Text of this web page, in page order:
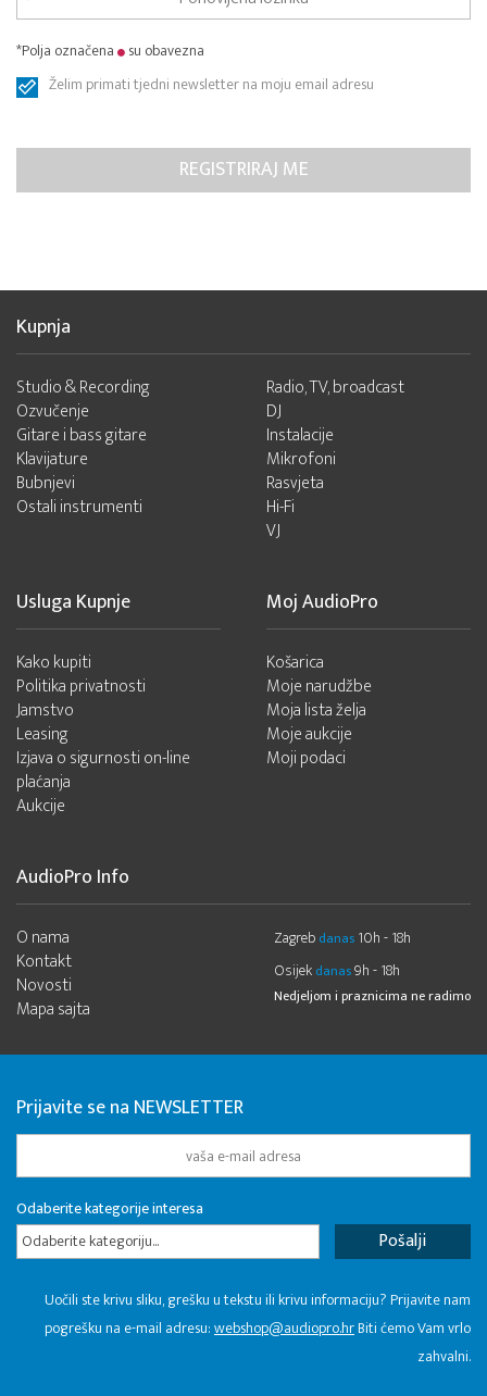
*Polja označena
su obavezna
Želim primati tjedni newsletter na moju email adresu
Kupnja
Studio & Recording
Ozvučenje
Gitare i bass gitare
Klavijature
Bubnjevi
Ostali instrumenti
Radio, TV, broadcast
DJ
Instalacije
Mikrofoni
Rasvjeta
Hi-Fi
VJ
Usluga Kupnje
Kako kupiti
Politika privatnosti
Jamstvo
Leasing
Izjava o sigurnosti on-line
plaćanja
Aukcije
Moj AudioPro
Košarica
Moje narudžbe
Moja lista želja
Moje aukcije
Moji podaci
AudioPro Info
O nama
Kontakt
Novosti
Mapa sajta
Zagreb danas 10h - 18h
Osijek danas9h - 18h
Nedjeljom i praznicima ne radimo
Prijavite se na NEWSLETTER
Odaberite kategorije interesa
Odaberite kategoriju...
Uočili ste krivu sliku, grešku u tekstu ili krivu informaciju? Prijavite nam
pogrešku na e-mail adresu:webshop@audiopro.hrBiti ćemo Vam vrlo
zahvalni.